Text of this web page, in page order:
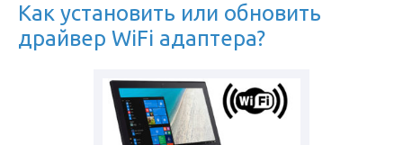
Как установить или обновить
драйвер WiFi адаптера?